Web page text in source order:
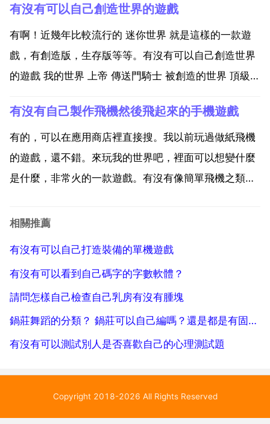
專業都哪些背景 語言成績多少分 學校背景如何 什麼專
業 gpa多少等 的學生申請了，也從而對比自身情況...
有沒有可以自己創造世界的遊戲
有啊！近幾年比較流行的 迷你世界 就是這樣的一款遊
戲，有創造版，生存版等等。有沒有可以自己創造世界
的遊戲 我的世界 上帝 傳送門騎士 被創造的世界 頂級世
包括植物 生物與物品。遊戲裡的一些活動包括採集礦石
與敵對生物戰鬥 合成新的方塊與收集各種在遊...
有沒有自己製作飛機然後飛起來的手機遊戲
有的，可以在應用商店裡直接搜。我以前玩過做紙飛機
的遊戲，還不錯。來玩我的世界吧，裡面可以想變什麼
是什麼，非常火的一款遊戲。有沒有像簡單飛機之類的
戲 打造戰艦，或者工藝戰艦 有什麼手機遊戲是自己動
相關推薦
有沒有可以自己打造裝備的單機遊戲
有沒有可以看到自己碼字的字數軟體？
請問怎樣自己檢查自己乳房有沒有腫塊
鍋莊舞蹈的分類？ 鍋莊可以自己編嗎？還是都是有固定套路的？
有沒有可以測試別人是否喜歡自己的心理測試題
Copyright 2018-2026 All Rights Reserved